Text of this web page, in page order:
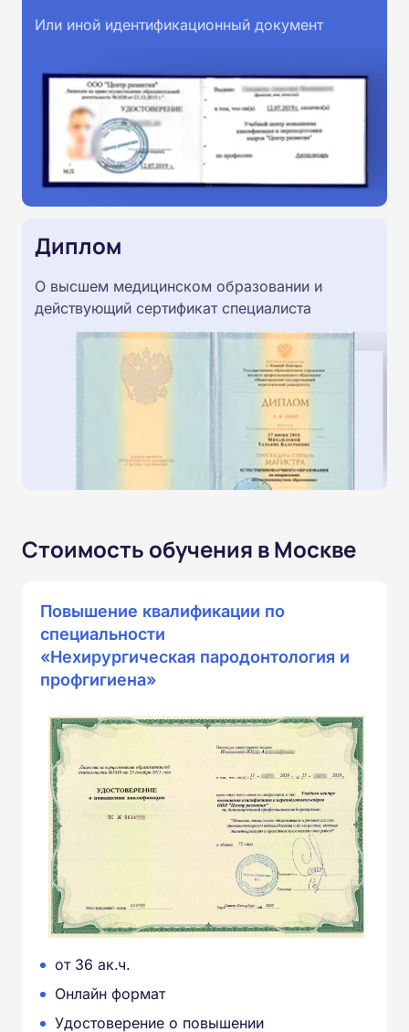
Или иной идентификационный документ
Диплом
О высшем медицинском образовании и
действующий сертификат специалиста
Стоимость обучения в Москве
Повышение квалификации по
специальности
«Нехирургическая пародонтология и
профгигиена»
от 36 ак.ч.
Онлайн формат
Удостоверение о повышении